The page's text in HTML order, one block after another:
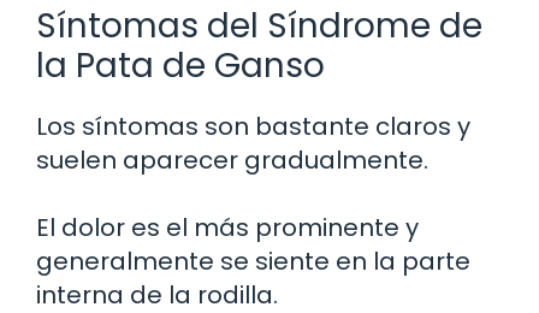
Síntomas del Síndrome de
la Pata de Ganso
Los síntomas son bastante claros y
suelen aparecer gradualmente.
El dolor es el más prominente y
generalmente se siente en la parte
interna de la rodilla.